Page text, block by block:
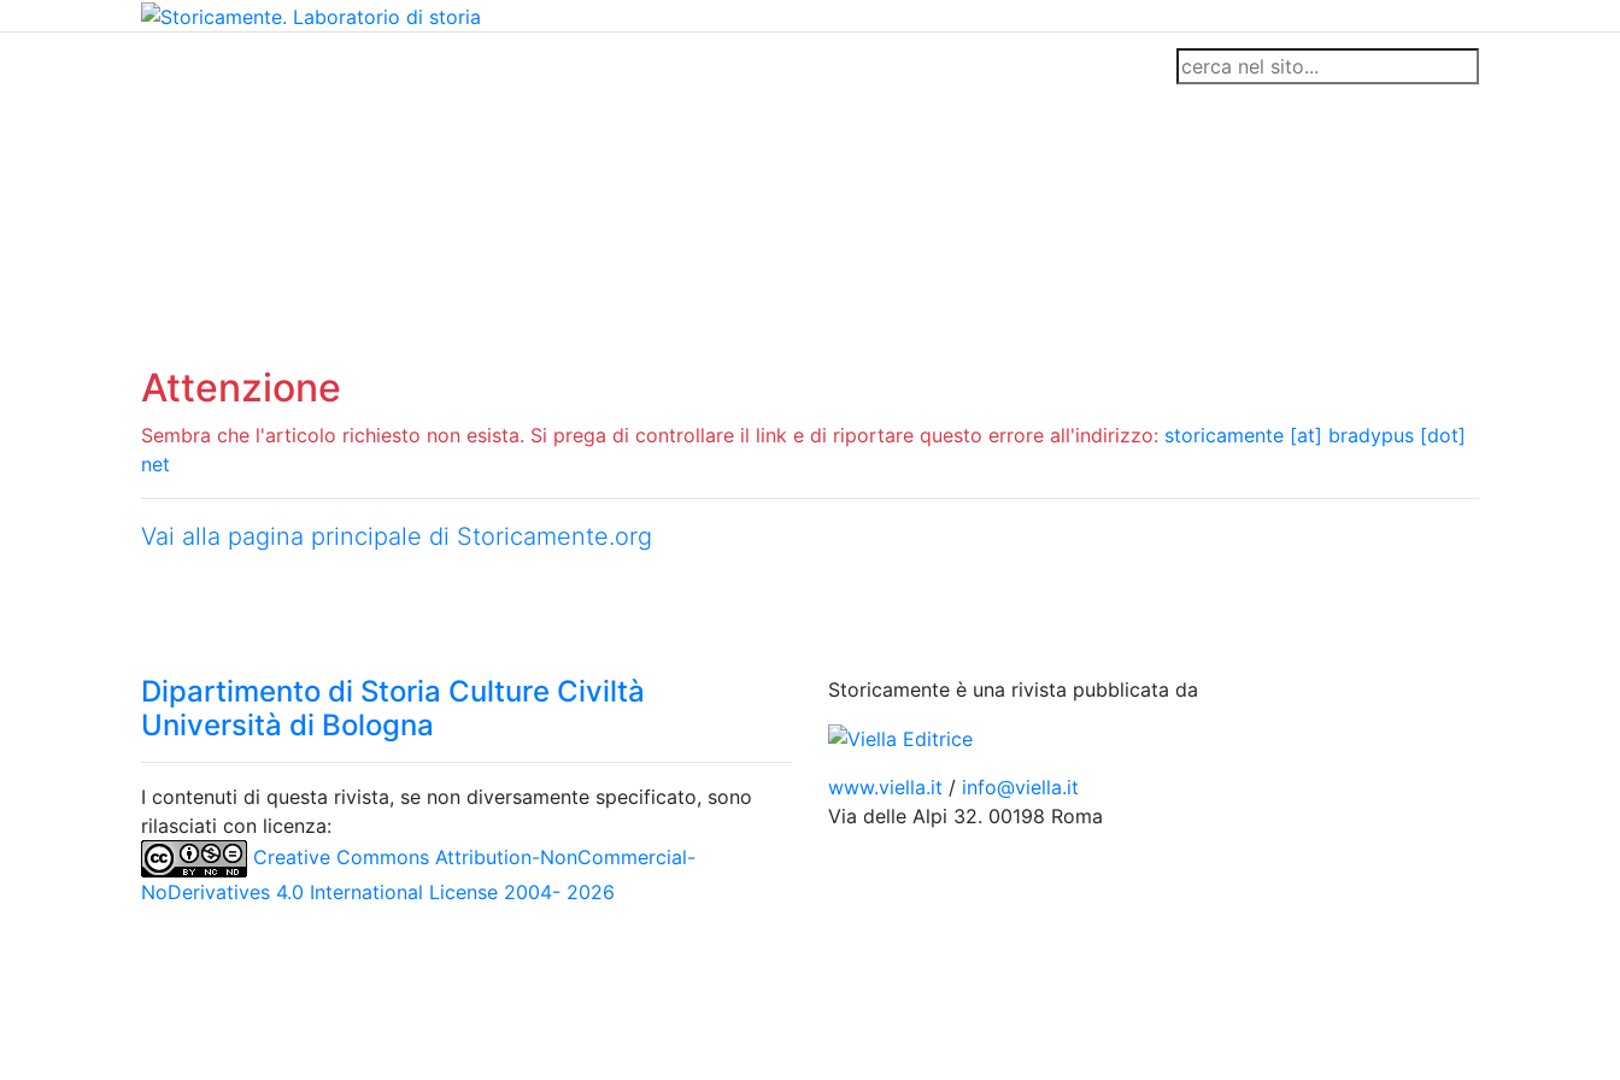
Attenzione
Sembra che l'articolo richiesto non esista. Si prega di controllare il link e di riportare questo errore all'indirizzo: storicamente [at] bradypus [dot]
net
Vai alla pagina principale di Storicamente.org
Dipartimento di Storia Culture Civiltà
Università di Bologna
I contenuti di questa rivista, se non diversamente specificato, sono
rilasciati con licenza:
Creative Commons Attribution-NonCommercial-
NoDerivatives 4.0 International License 2004- 2026
Storicamente è una rivista pubblicata da
www.viella.it / info@viella.it
Via delle Alpi 32. 00198 Roma